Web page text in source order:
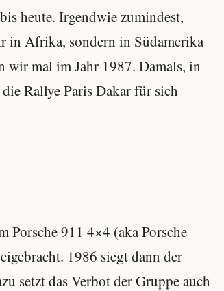
heute. Irgendwie zumindest,
in Afrika, sondern in Südamerika
wir mal im Jahr 1987. Damals, in
Rallye Paris Dakar für sich
Porsche 911 4×4 (aka Porsche
1986 siegt dann der
setzt das Verbot der Gruppe auch